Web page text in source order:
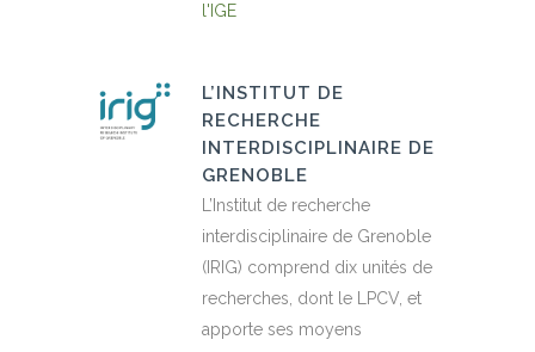
l'IGE
L’INSTITUT DE
RECHERCHE
INTERDISCIPLINAIRE DE
GRENOBLE
L’Institut de recherche
interdisciplinaire de Grenoble
(IRIG) comprend dix unités de
recherches, dont le LPCV, et
apporte ses moyens